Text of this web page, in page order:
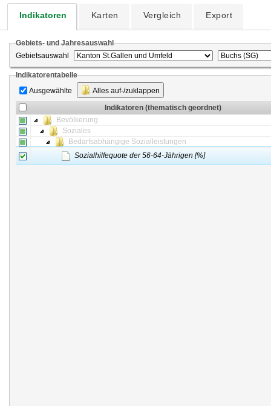
Indikatoren Karten Vergleich Export
Gebiets- und Jahresauswahl
Gebietsauswahl
Indikatorentabelle
Ausgewählte
Alles auf-/zuklappen
Indikatoren (thematisch geordnet)
Bevölkerung
Soziales
Bedarfsabhängige Sozialleistungen
Sozialhilfequote der 56-64-Jährigen [%]